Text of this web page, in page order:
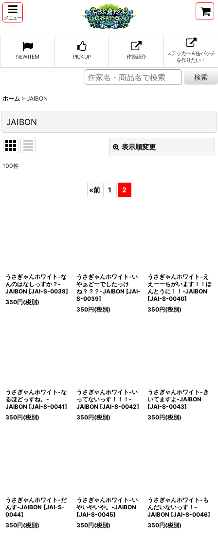
メニュー
NEW ITEM PICK UP 作家紹介
ステッカー＆缶バッチ
を作りたい！
ホーム > JAIBON
JAIBON
表示順変更
100件
«前 1 2
うさぎゃんホワイト-な
んのはなしっすか？-
JAIBON [JAI-S-0038]
350円(税別)
うさぎゃんホワイト-い
やぁどーでしたっけ
ね？？？-JAIBON [JAI-
S-0039]
350円(税別)
うさぎゃんホワイト-え
えーーちがいます！！ほ
んとうに！！-JAIBON
[JAI-S-0040]
350円(税別)
うさぎゃんホワイト-な
るほどっすね。-
JAIBON [JAI-S-0041]
350円(税別)
うさぎゃんホワイト-い
ってないっす！！！-
JAIBON [JAI-S-0042]
350円(税別)
うさぎゃんホワイト-き
いてますよ-JAIBON
[JAI-S-0043]
350円(税別)
うさぎゃんホワイト-だ
んす-JAIBON [JAI-S-
0044]
350円(税別)
うさぎゃんホワイト-い
やいやいや。-JAIBON
[JAI-S-0045]
350円(税別)
うさぎゃんホワイト-も
んだいないっす！-
JAIBON [JAI-S-0046]
350円(税別)